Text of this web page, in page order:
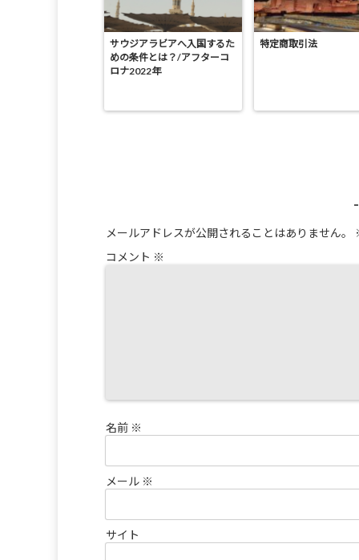
サウジアラビアへ入国するた
めの条件とは？/アフターコ
ロナ2022年
特定商取引法
メールアドレスが公開されることはありません。
コメント ※
名前 ※
メール ※
サイト